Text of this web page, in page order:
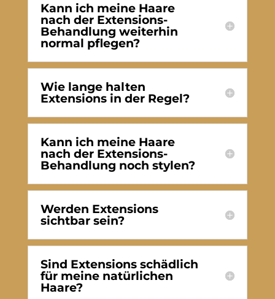
Kann ich meine Haare
nach der Extensions-
Behandlung weiterhin
normal pflegen?
Wie lange halten
Extensions in der Regel?
Kann ich meine Haare
nach der Extensions-
Behandlung noch stylen?
Werden Extensions
sichtbar sein?
Sind Extensions schädlich
für meine natürlichen
Haare?